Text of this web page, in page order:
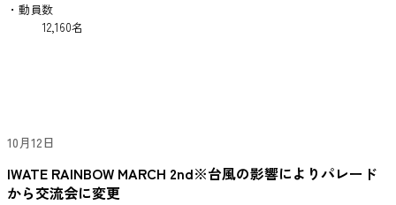
・動員数
12,160名
10月12日
IWATE RAINBOW MARCH 2nd※台風の影響によりパレード
から交流会に変更